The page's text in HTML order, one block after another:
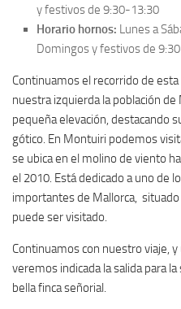
y festivos de 9:30-13:30
Horario hornos: Lunes a
Domingos y festivos de
Continuamos el recorrido de esta
nuestra izquierda la población
pequeña elevación, destacando
gótico. En Montuiri podemos
se ubica en el molino de viento
el 2010. Está dedicado a uno de
importantes de Mallorca,
puede ser visitado.
Continuamos con nuestro viaje,
veremos indicada la salida para
bella finca señorial.